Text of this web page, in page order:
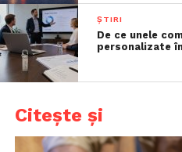
ȘTIRI
De ce unele
personalizate
Citește și